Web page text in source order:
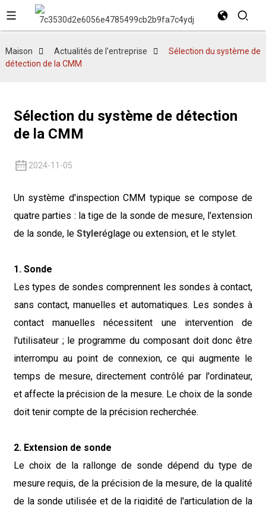
Maison Actualités de l'entreprise
Sélection du système de
détection de la CMM
Sélection du système de détection
de la CMM
2024-11-05
Un système d'inspection CMM typique se compose de
quatre parties : la tige de la sonde de mesure, l'extension
de la sonde, le Styleréglage ou extension, et le stylet.
1. Sonde
Les types de sondes comprennent les sondes à contact,
sans contact, manuelles et automatiques. Les sondes à
contact manuelles nécessitent une intervention de
l'utilisateur ; le programme du composant doit donc être
interrompu au point de connexion, ce qui augmente le
temps de mesure, directement contrôlé par l'ordinateur,
et affecte la précision de la mesure. Le choix de la sonde
doit tenir compte de la précision recherchée.
2. Extension de sonde
Le choix de la rallonge de sonde dépend du type de
mesure requis, de la précision de la mesure, de la qualité
de la sonde utilisée et de la rigidité de l'articulation de la